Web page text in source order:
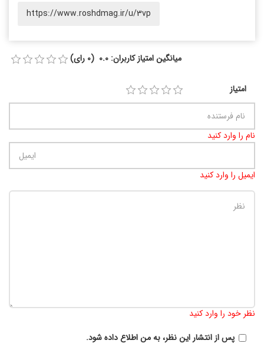
https://www.roshdmag.ir/u/3vp
میانگین امتیاز کاربران: 0.0 (0 رای)
امتیاز
نام را وارد کنید
ایمیل را وارد کنید
نظر خود را وارد کنید
پس از انتشار این نظر، به من اطلاع داده شود.